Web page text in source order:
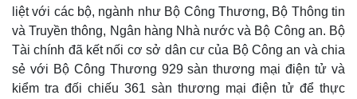
liệt với các bộ, ngành như Bộ Công Thương, Bộ Thông tin
và Truyền thông, Ngân hàng Nhà nước và Bộ Công an. Bộ
Tài chính đã kết nối cơ sở dân cư của Bộ Công an và chia
sẻ với Bộ Công Thương 929 sàn thương mại điện tử và
kiểm tra đối chiếu 361 sàn thương mại điện tử để thực